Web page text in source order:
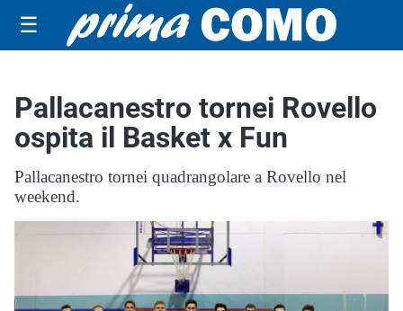
☰
Pallacanestro tornei Rovello
ospita il Basket x Fun
Pallacanestro tornei quadrangolare a Rovello nel
weekend.